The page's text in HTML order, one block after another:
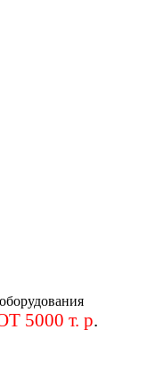
т. р.